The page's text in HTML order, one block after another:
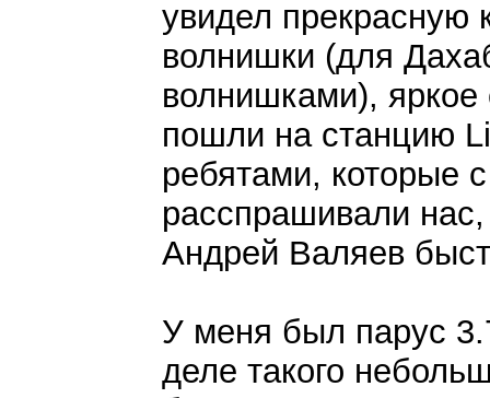
увидел прекрасную
волнишки (для
волнишками),
пошли на станцию
ребятами, которые
расспрашивали
Андрей Валяев
У меня был парус
деле такого